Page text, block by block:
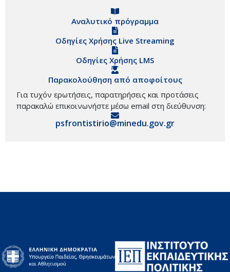
Αναλυτικό πρόγραμμα
Οδηγίες Χρήσης Live Streaming
Οδηγίες Χρήσης LMS
Παρακολούθηση από αποφοίτους
Για τυχόν ερωτήσεις, παρατηρήσεις και προτάσεις
παρακαλώ επικοινωνήστε μέσω email στη διεύθυνση:
psfrontistirio@minedu.gov.gr